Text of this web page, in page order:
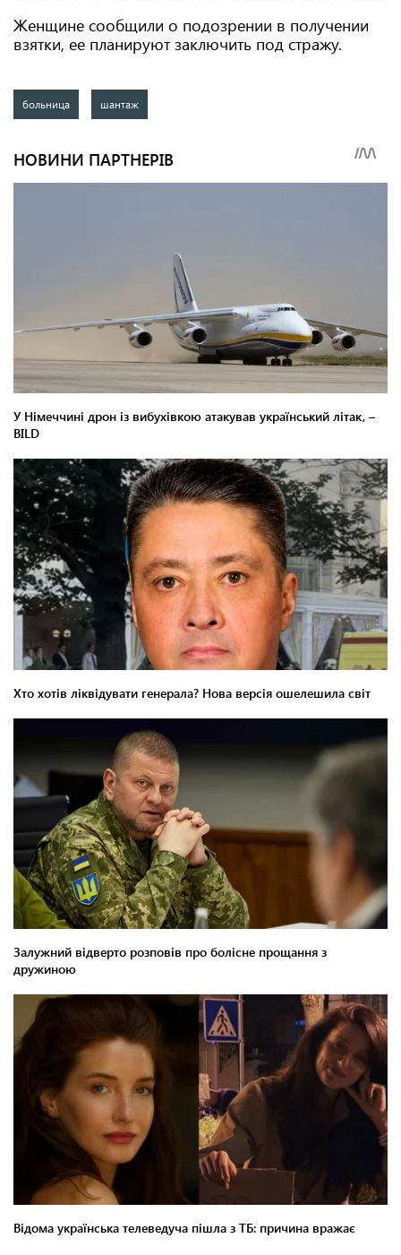
Женщине сообщили о подозрении в получении
взятки, ее планируют заключить под стражу.
больница шантаж